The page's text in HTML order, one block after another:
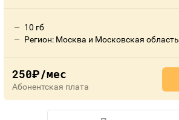
10 гб
Регион: Москва и Московская область
250руб./мес
Абонентская плата